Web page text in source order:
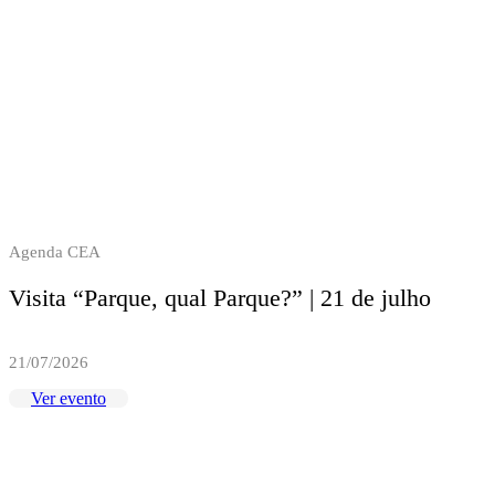
Agenda CEA
Visita “Parque, qual Parque?” | 21 de julho
21/07/2026
Ver evento